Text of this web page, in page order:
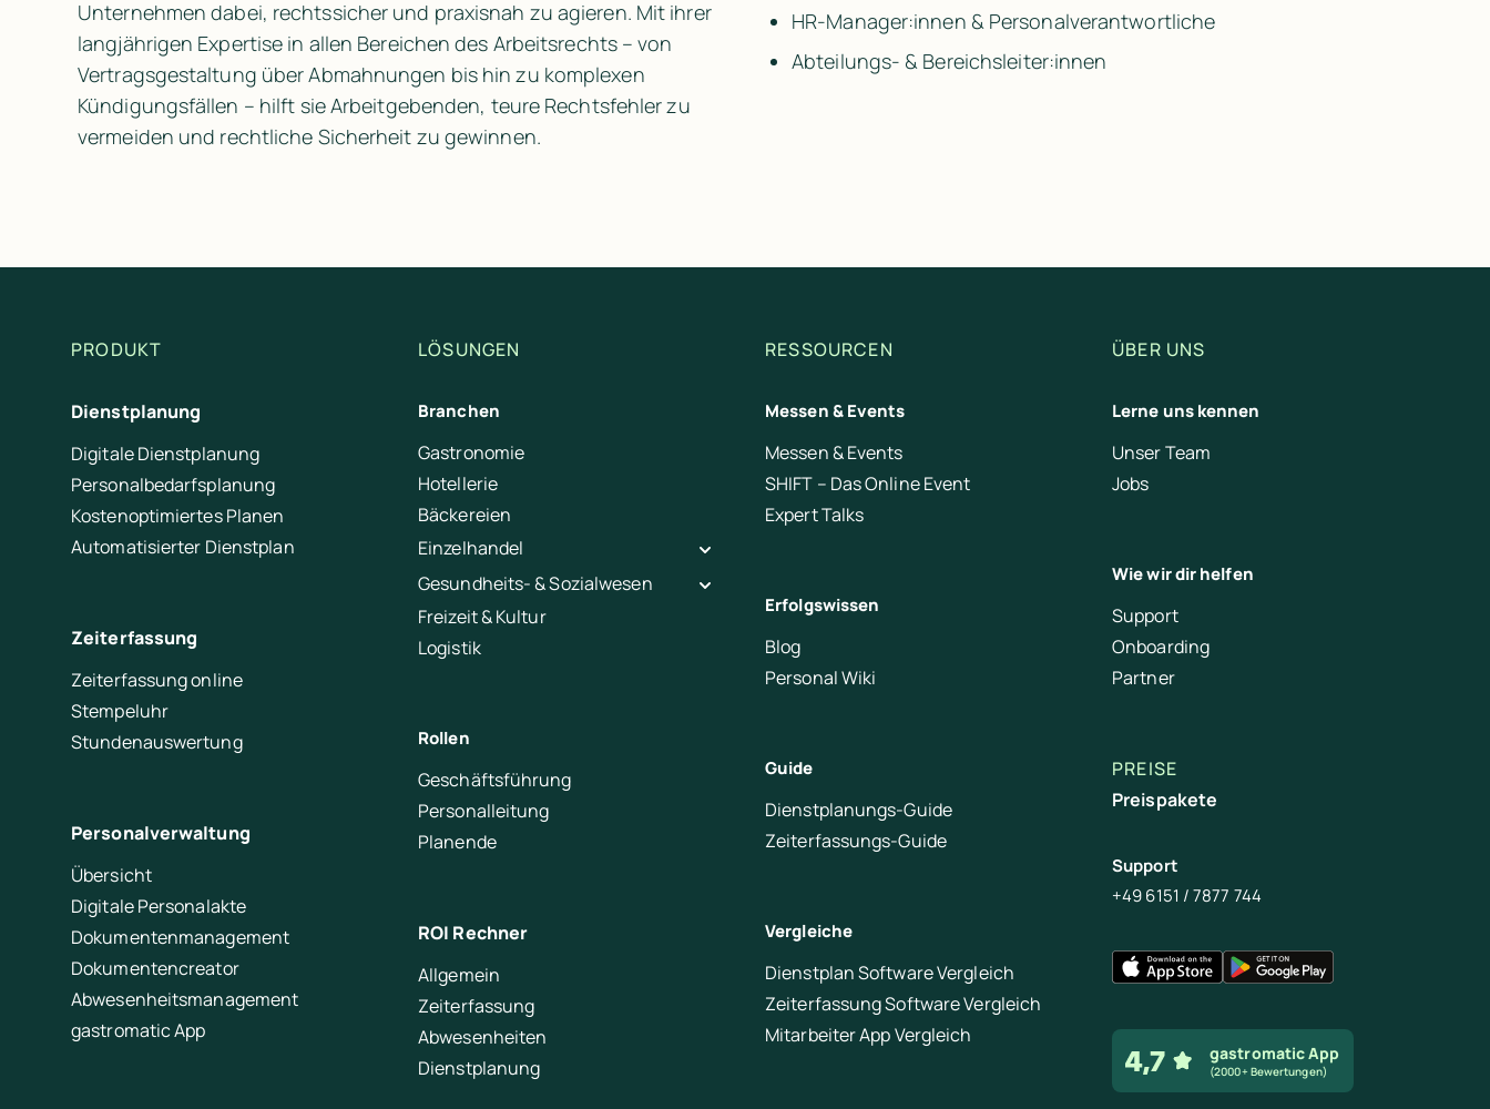
Unternehmen dabei, rechtssicher und praxisnah zu agieren. Mit ihrer
langjährigen Expertise in allen Bereichen des Arbeitsrechts – von
Vertragsgestaltung über Abmahnungen bis hin zu komplexen
Kündigungsfällen – hilft sie Arbeitgebenden, teure Rechtsfehler zu
vermeiden und rechtliche Sicherheit zu gewinnen.
HR-Manager:innen & Personalverantwortliche
Abteilungs- & Bereichsleiter:innen
PRODUKT
Dienstplanung
Digitale Dienstplanung
Personalbedarfsplanung
Kostenoptimiertes Planen
Automatisierter Dienstplan
Zeiterfassung
Zeiterfassung online
Stempeluhr
Stundenauswertung
Personalverwaltung
Übersicht
Digitale Personalakte
Dokumentenmanagement
Dokumentencreator
Abwesenheitsmanagement
gastromatic App
LÖSUNGEN
Branchen
Gastronomie
Hotellerie
Bäckereien
Einzelhandel
Gesundheits- & Sozialwesen
Freizeit & Kultur
Logistik
Rollen
Geschäftsführung
Personalleitung
Planende
ROI Rechner
Allgemein
Zeiterfassung
Abwesenheiten
Dienstplanung
RESSOURCEN
Messen & Events
Messen & Events
SHIFT – Das Online Event
Expert Talks
Erfolgswissen
Blog
Personal Wiki
Guide
Dienstplanungs-Guide
Zeiterfassungs-Guide
Vergleiche
Dienstplan Software Vergleich
Zeiterfassung Software Vergleich
Mitarbeiter App Vergleich
ÜBER UNS
Lerne uns kennen
Unser Team
Jobs
Wie wir dir helfen
Support
Onboarding
Partner
PREISE
Preispakete
Support
+49 6151 / 7877 744
gastromatic App
(2000+ Bewertungen)